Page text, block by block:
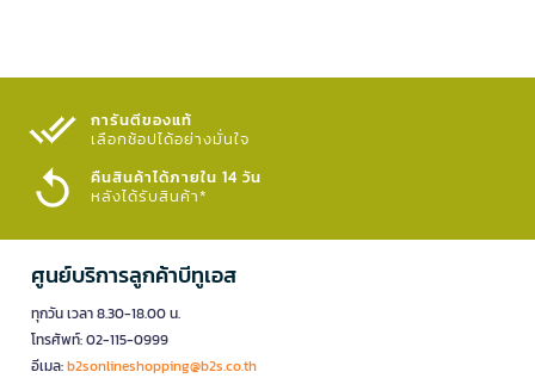
การันตีของแท้
เลือกช้อปได้อย่างมั่นใจ​
คืนสินค้าได้ภายใน 14 วัน
หลังได้รับสินค้า*
ศูนย์บริการลูกค้าบีทูเอส
ทุกวัน เวลา 8.30-18.00 น.
โทรศัพท์: 02-115-0999
อีเมล:b2sonlineshopping@b2s.co.th